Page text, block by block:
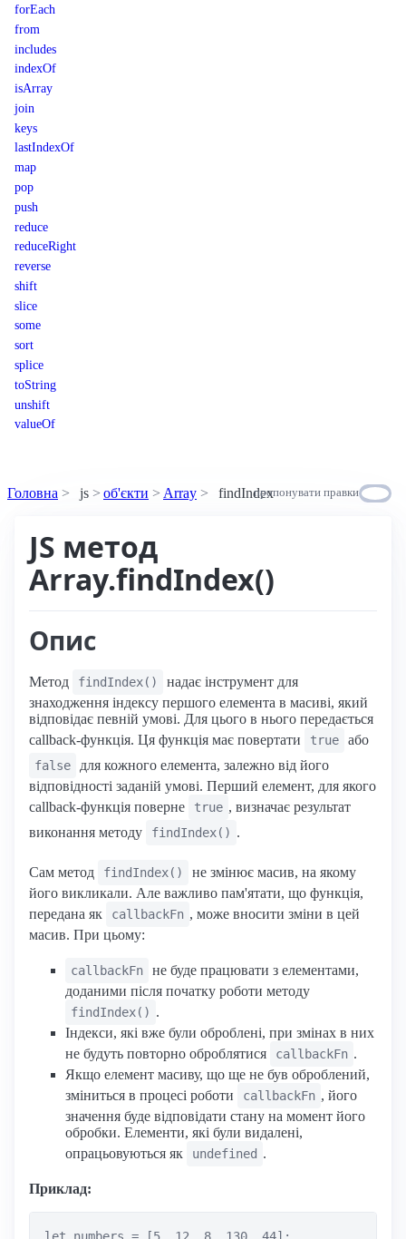
forEach
from
includes
indexOf
isArray
join
keys
lastIndexOf
map
pop
push
reduce
reduceRight
reverse
shift
slice
some
sort
splice
toString
unshift
valueOf
Головна js об'єкти Array findIndexпропонувати правки
JS метод
Array.findIndex()
Опис
Метод findIndex()
надає інструмент для
знаходження індексу першого елемента в масиві, який
відповідає певній умові. Для цього в нього передається
callback-функція. Ця функція має повертати
true або
false
для кожного елемента, залежно від його
відповідності заданій умові. Перший елемент, для якого
callback-функція поверне
true , визначає результат
виконання методу
findIndex() .
Сам метод findIndex()
не змінює масив, на якому
його викликали. Але важливо пам'ятати, що функція,
передана як
callbackFn , може вносити зміни в цей
масив. При цьому:
callbackFn
не буде працювати з елементами,
доданими після початку роботи методу
findIndex() .
Індекси, які вже були оброблені, при змінах в них
не будуть повторно оброблятися
callbackFn .
Якщо елемент масиву, що ще не був оброблений,
зміниться в процесі роботи
callbackFn , його
значення буде відповідати стану на момент його
обробки. Елементи, які були видалені,
опрацьовуються як
undefined .
Приклад:
let numbers = [5, 12, 8, 130, 44];